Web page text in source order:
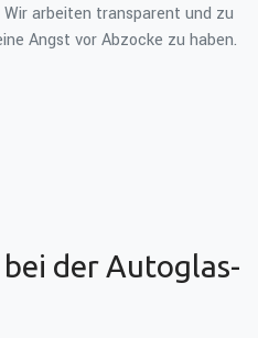
arbeiten transparent und zu
Angst vor Abzocke zu haben.
der Autoglas-